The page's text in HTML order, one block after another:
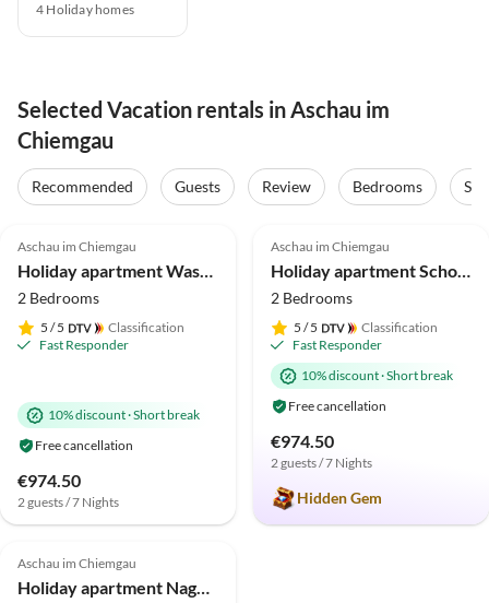
4 Holiday homes
Selected Vacation rentals in Aschau im
Chiemgau
Recommended Guests Review Bedrooms
Mountain Views
Top-Listing
Aschau im Chiemgau
Holiday apartment Wasserfall in the house 'Waldwinkel'
2 Bedrooms
5 / 5
Classification
Fast Responder
10% discount·Short break
Free cancellation
€974.50
2 guests / 7 Nights
Tour
2025 Award
Top-Listing
Aschau im Chiemgau
Holiday apartment Schossbach im Haus Waldwinkel
2 Bedrooms
5 / 5
Classification
Fast Responder
10% discount·Short break
Free cancellation
€974.50
2 guests / 7 Nights
Hidden Gem
Super Host
Top-Listing
5.0 (29)
Aschau im Chiemgau
Holiday apartment Nagelschmiede im Haus Waldwinkel